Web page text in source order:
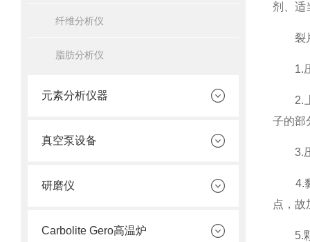
纤维分析仪
脂肪分析仪
元素分析仪器
真空泵设备
研磨仪
Carbolite Gero高温炉
剂、适
裂片
1.压
2.上
子的部
3.压
4.黏
点，故
5.颗